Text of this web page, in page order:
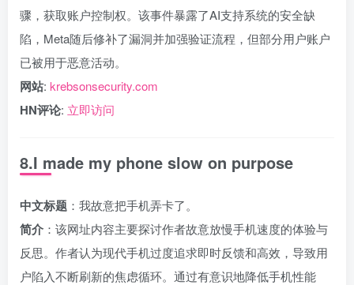
骤，获取账户控制权。该事件暴露了AI支持系统的安全缺
陷，Meta随后修补了漏洞并加强验证流程，但部分用户账户
已被用于恶意活动。
网站: krebsonsecurity.com
HN评论: 立即访问
8.I made my phone slow on purpose
中文标题 ：我故意把手机弄卡了。
简介 ：该网址内容主要探讨作者故意放慢手机速度的体验与
反思。作者认为现代手机过度追求即时反馈和高效，导致用
户陷入不断刷新的焦虑循环。通过有意识地降低手机性能